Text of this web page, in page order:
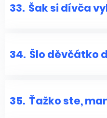
33. Šak si dívča
34. Šlo děvčátko
35. Ťažko ste,